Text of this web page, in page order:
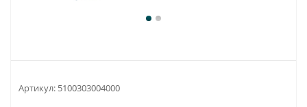
Артикул: 5100303004000